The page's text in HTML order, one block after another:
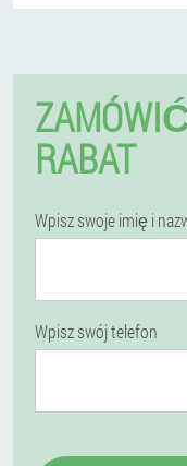
RABAT
Wpisz swoje imię i
Wpisz swój telefon